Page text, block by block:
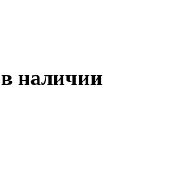
в наличии